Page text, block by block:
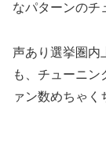
なパターンのチ
声あり選挙圏内
も、チューニン
ァン数めちゃく